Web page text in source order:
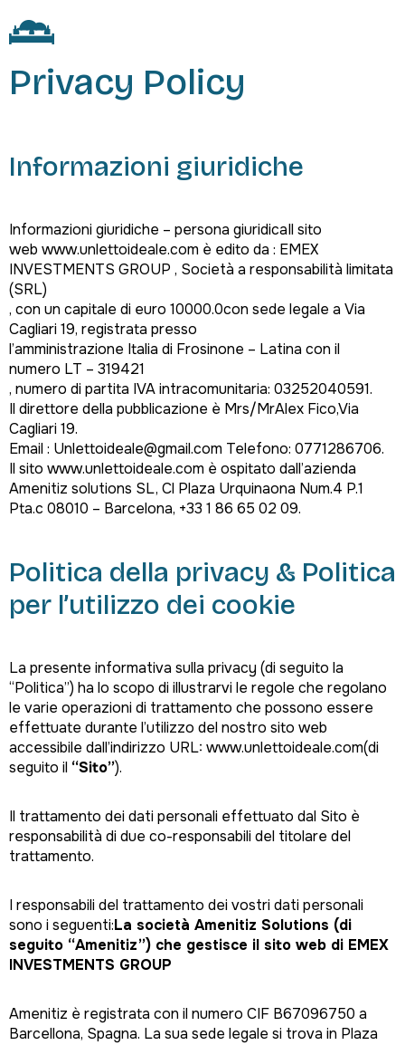
Privacy Policy
Informazioni giuridiche
Informazioni giuridiche – persona giuridicaIl sito
web www.unlettoideale.com è edito da : EMEX
INVESTMENTS GROUP , Società a responsabilità limitata
(SRL)
, con un capitale di euro 10000.0con sede legale a Via
Cagliari 19, registrata presso
l’amministrazione Italia di Frosinone – Latina con il
numero LT – 319421
, numero di partita IVA intracomunitaria: 03252040591.
Il direttore della pubblicazione è Mrs/MrAlex Fico,Via
Cagliari 19.
Email : Unlettoideale@gmail.com Telefono: 0771286706.
Il sito www.unlettoideale.com è ospitato dall’azienda
Amenitiz solutions SL, Cl Plaza Urquinaona Num.4 P.1
Pta.c 08010 – Barcelona, +33 1 86 65 02 09.
Politica della privacy & Politica
per l’utilizzo dei cookie
La presente informativa sulla privacy (di seguito la
“Politica”) ha lo scopo di illustrarvi le regole che regolano
le varie operazioni di trattamento che possono essere
effettuate durante l’utilizzo del nostro sito web
accessibile dall’indirizzo URL: www.unlettoideale.com(di
seguito il “Sito”).
Il trattamento dei dati personali effettuato dal Sito è
responsabilità di due co-responsabili del titolare del
trattamento.
I responsabili del trattamento dei vostri dati personali
sono i seguenti:La società Amenitiz Solutions (di
seguito “Amenitiz”) che gestisce il sito web di EMEX
INVESTMENTS GROUP
Amenitiz è registrata con il numero CIF B67096750 a
Barcellona, Spagna. La sua sede legale si trova in Plaza